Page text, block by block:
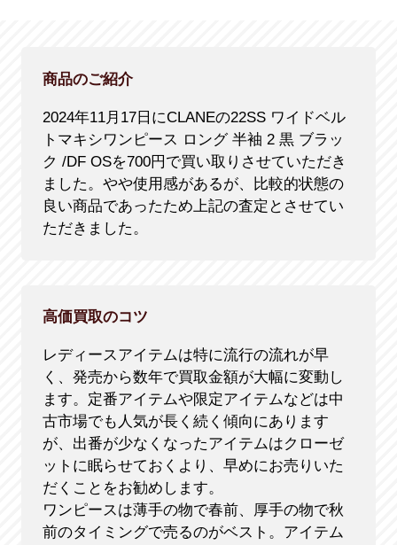
商品のご紹介
2024年11月17日にCLANEの22SS ワイドベル
トマキシワンピース ロング 半袖 2 黒 ブラッ
ク /DF OSを700円で買い取りさせていただき
ました。やや使用感があるが、比較的状態の
良い商品であったため上記の査定とさせてい
ただきました。
高価買取のコツ
レディースアイテムは特に流行の流れが早
く、発売から数年で買取金額が大幅に変動し
ます。定番アイテムや限定アイテムなどは中
古市場でも人気が長く続く傾向にあります
が、出番が少なくなったアイテムはクローゼ
ットに眠らせておくより、早めにお売りいた
だくことをお勧めします。
ワンピースは薄手の物で春前、厚手の物で秋
前のタイミングで売るのがベスト。アイテム